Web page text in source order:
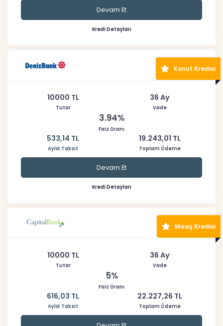
Devam Et
Kredi Detayları
Konut Kredisi
10000 TL
Tutar
36 Ay
Vade
3.94%
Faiz Oranı
533,14 TL
Aylık Taksit
19.243,01 TL
Toplam Ödeme
Devam Et
Kredi Detayları
Maaş Kredisi
10000 TL
Tutar
36 Ay
Vade
5%
Faiz Oranı
616,03 TL
Aylık Taksit
22.227,26 TL
Toplam Ödeme